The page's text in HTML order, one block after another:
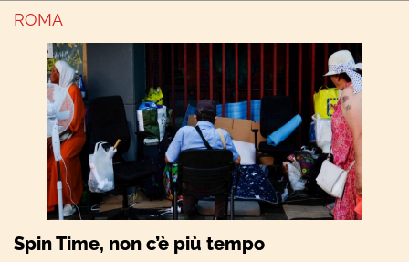
ROMA
Spin Time, non c’è più tempo